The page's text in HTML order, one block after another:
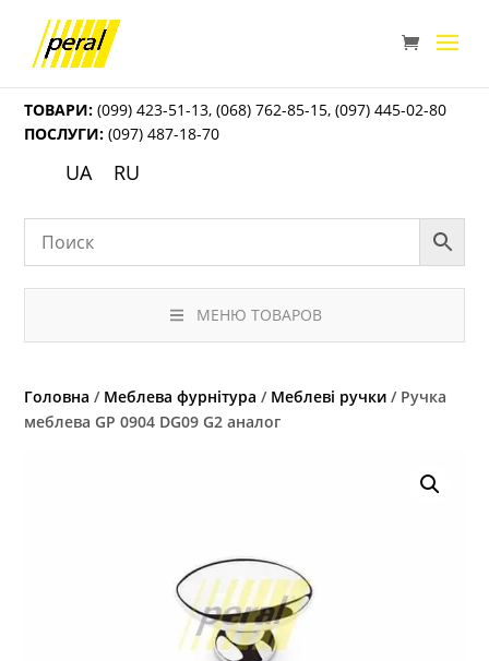
ТОВАРИ: (099) 423-51-13,(068) 762-85-15,(097) 445-02-80
ПОСЛУГИ: (097) 487-18-70
UA RU
МЕНЮ ТОВАРОВ
Головна / Меблева фурнітура / Меблеві ручки / Ручка
меблева GP 0904 DG09 G2 аналог